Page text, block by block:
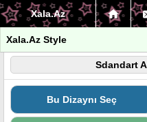
Xala.Az
Xala.Az Style
Sdandart
Bu Dizaynı Seç